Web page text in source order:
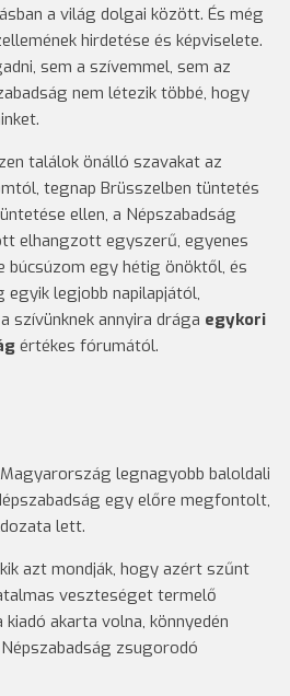
a világ dolgai között. És még
hirdetése és képviselete.
sem a szívemmel, sem az
nem létezik többé, hogy
találok önálló szavakat az
tegnap Brüsszelben tüntetés
ellen, a Népszabadság
elhangzott egyszerű, egyenes
búcsúzom egy hétig önöktől, és
legjobb napilapjától,
szívünknek annyira drága egykori
értékes fórumától.
legnagyobb baloldali
egy előre megfontolt,
lett.
azt mondják, hogy azért szűnt
veszteséget termelő
akarta volna, könnyedén
zsugorodó